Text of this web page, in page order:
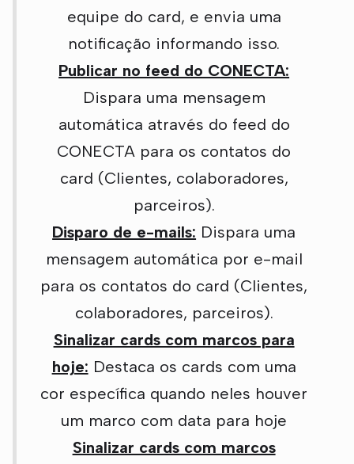
equipe do card, e envia uma
notificação informando isso.
Publicar no feed do CONECTA:
Dispara uma mensagem
automática através do feed do
CONECTA para os contatos do
card (Clientes, colaboradores,
parceiros).
Disparo de e-mails: Dispara uma
mensagem automática por e-mail
para os contatos do card (Clientes,
colaboradores, parceiros).
Sinalizar cards com marcos para
hoje: Destaca os cards com uma
cor específica quando neles houver
um marco com data para hoje
Sinalizar cards com marcos